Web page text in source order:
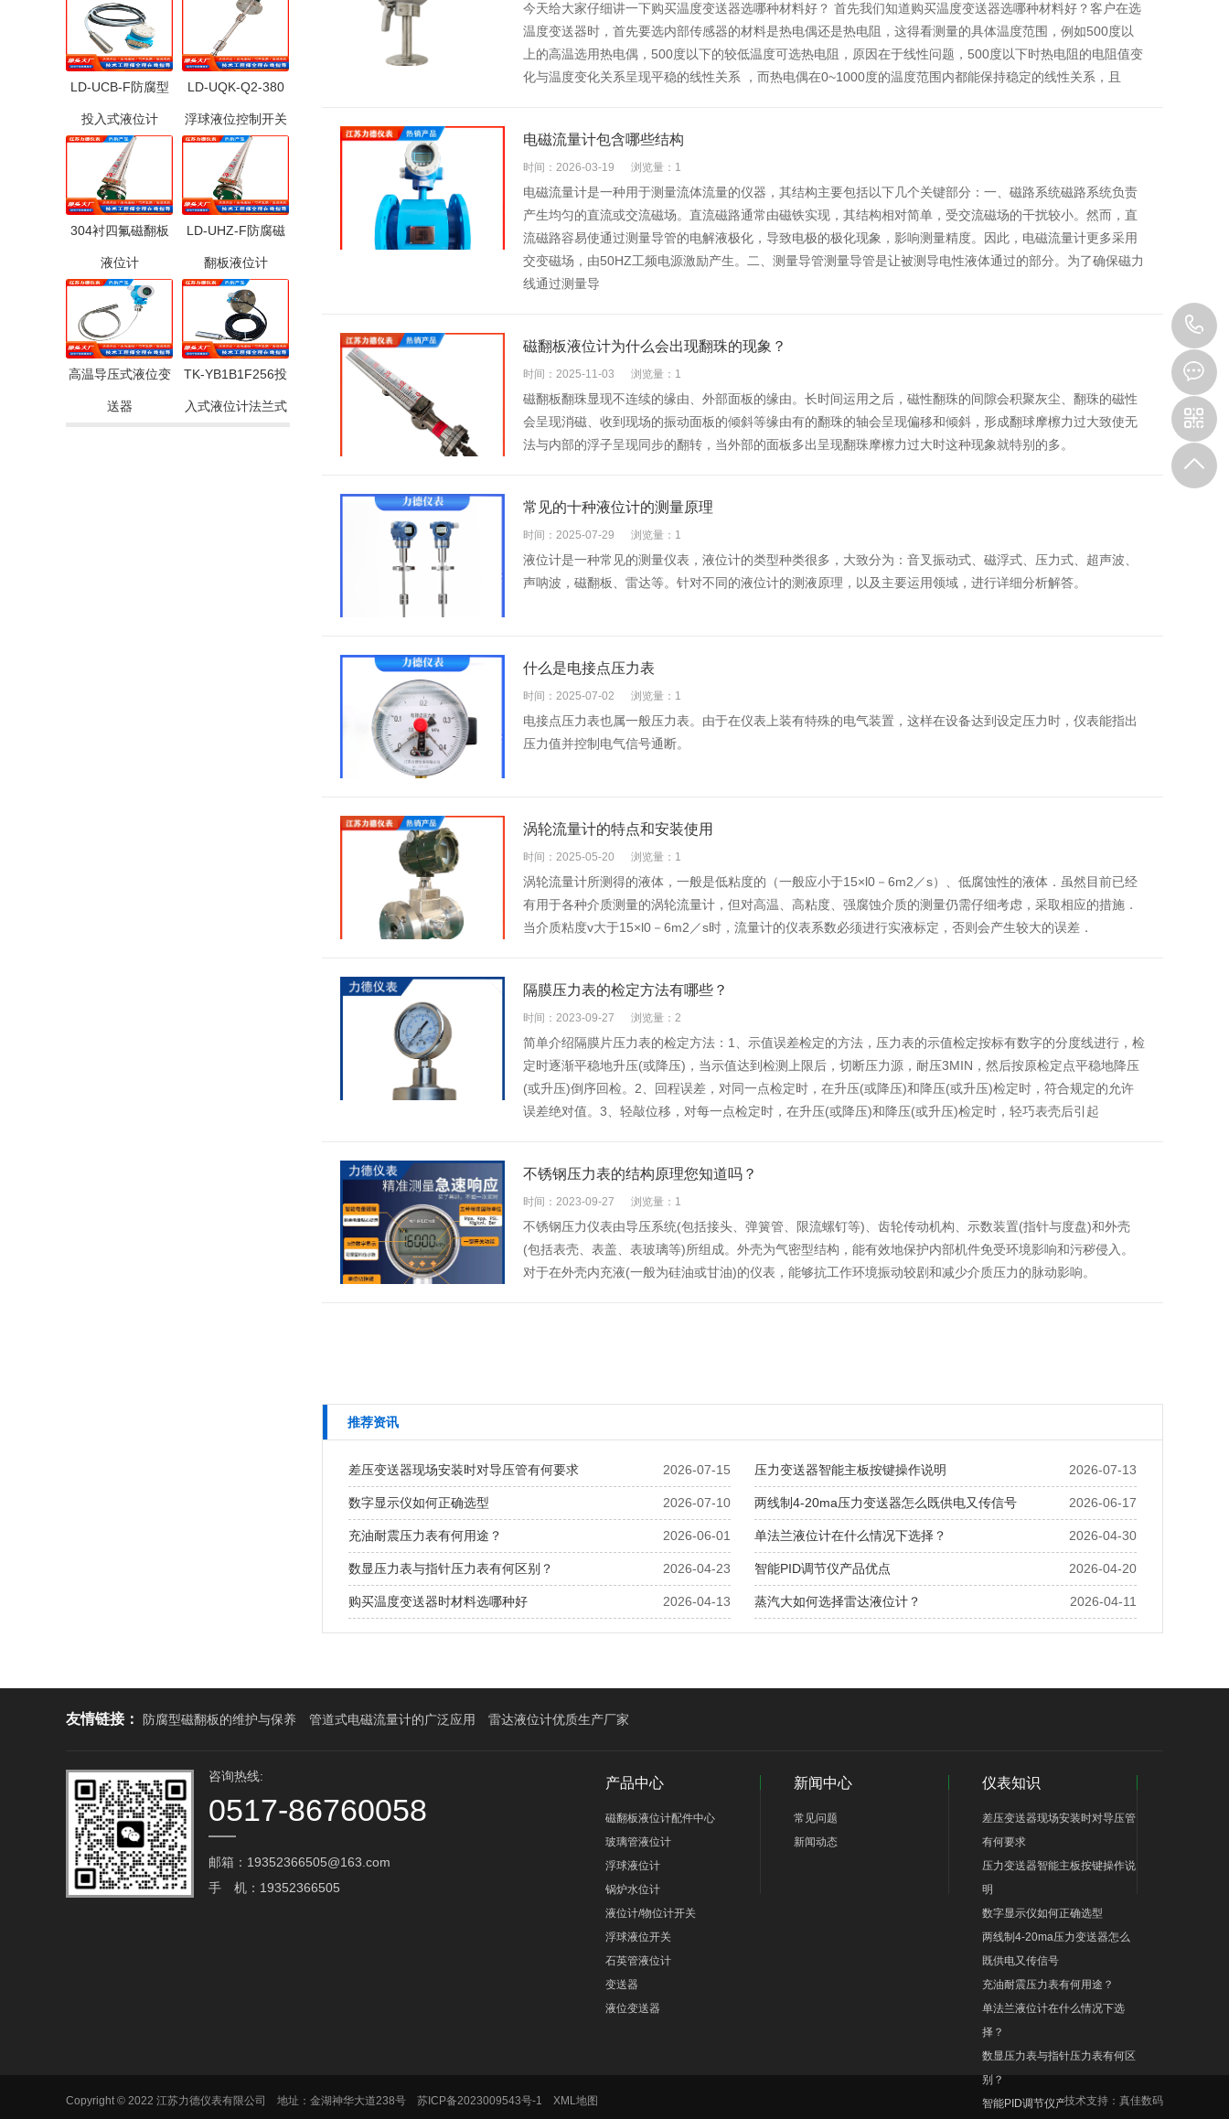
LD-UCB-F防腐型
投入式液位计
LD-UQK-Q2-380
浮球液位控制开关
304衬四氟磁翻板
液位计
LD-UHZ-F防腐磁
翻板液位计
高温导压式液位变
送器
TK-YB1B1F256投
入式液位计法兰式
今天给大家仔细讲一下购买温度变送器选哪种材料好？ 首先我们知道购买温度变送器选哪种材料好？客户在选
温度变送器时，首先要选内部传感器的材料是热电偶还是热电阻，这得看测量的具体温度范围，例如500度以
上的高温选用热电偶，500度以下的较低温度可选热电阻，原因在于线性问题，500度以下时热电阻的电阻值变
化与温度变化关系呈现平稳的线性关系 ，而热电偶在0~1000度的温度范围内都能保持稳定的线性关系，且
电磁流量计包含哪些结构
时间：2026-03-19 浏览量：1
电磁流量计是一种用于测量流体流量的仪器，其结构主要包括以下几个关键部分：一、磁路系统磁路系统负责
产生均匀的直流或交流磁场。直流磁路通常由磁铁实现，其结构相对简单，受交流磁场的干扰较小。然而，直
流磁路容易使通过测量导管的电解液极化，导致电极的极化现象，影响测量精度。因此，电磁流量计更多采用
交变磁场，由50HZ工频电源激励产生。二、测量导管测量导管是让被测导电性液体通过的部分。为了确保磁力
线通过测量导
磁翻板液位计为什么会出现翻珠的现象？
时间：2025-11-03 浏览量：1
磁翻板翻珠显现不连续的缘由、外部面板的缘由。长时间运用之后，磁性翻珠的间隙会积聚灰尘、翻珠的磁性
会呈现消磁、收到现场的振动面板的倾斜等缘由有的翻珠的轴会呈现偏移和倾斜，形成翻球摩檫力过大致使无
法与内部的浮子呈现同步的翻转，当外部的面板多出呈现翻珠摩檫力过大时这种现象就特别的多。
常见的十种液位计的测量原理
时间：2025-07-29 浏览量：1
液位计是一种常见的测量仪表，液位计的类型种类很多，大致分为：音叉振动式、磁浮式、压力式、超声波、
声呐波，磁翻板、雷达等。针对不同的液位计的测液原理，以及主要运用领域，进行详细分析解答。
什么是电接点压力表
时间：2025-07-02 浏览量：1
电接点压力表也属一般压力表。由于在仪表上装有特殊的电气装置，这样在设备达到设定压力时，仪表能指出
压力值并控制电气信号通断。
涡轮流量计的特点和安装使用
时间：2025-05-20 浏览量：1
涡轮流量计所测得的液体，一般是低粘度的（一般应小于15×l0－6m2／s）、低腐蚀性的液体．虽然目前已经
有用于各种介质测量的涡轮流量计，但对高温、高粘度、强腐蚀介质的测量仍需仔细考虑，采取相应的措施．
当介质粘度v大于15×l0－6m2／s时，流量计的仪表系数必须进行实液标定，否则会产生较大的误差．
隔膜压力表的检定方法有哪些？
时间：2023-09-27 浏览量：2
简单介绍隔膜片压力表的检定方法：1、示值误差检定的方法，压力表的示值检定按标有数字的分度线进行，检
定时逐渐平稳地升压(或降压)，当示值达到检测上限后，切断压力源，耐压3MIN，然后按原检定点平稳地降压
(或升压)倒序回检。2、回程误差，对同一点检定时，在升压(或降压)和降压(或升压)检定时，符合规定的允许
误差绝对值。3、轻敲位移，对每一点检定时，在升压(或降压)和降压(或升压)检定时，轻巧表壳后引起
不锈钢压力表的结构原理您知道吗？
时间：2023-09-27 浏览量：1
不锈钢压力仪表由导压系统(包括接头、弹簧管、限流螺钉等)、齿轮传动机构、示数装置(指针与度盘)和外壳
(包括表壳、表盖、表玻璃等)所组成。外壳为气密型结构，能有效地保护内部机件免受环境影响和污秽侵入。
对于在外壳内充液(一般为硅油或甘油)的仪表，能够抗工作环境振动较剧和减少介质压力的脉动影响。
推荐资讯
2026-07-15
差压变送器现场安装时对导压管有何要求 2026-07-13
压力变送器智能主板按键操作说明
2026-07-10
数字显示仪如何正确选型 2026-06-17
两线制4-20ma压力变送器怎么既供电又传信号
2026-06-01
充油耐震压力表有何用途？ 2026-04-30
单法兰液位计在什么情况下选择？
2026-04-23
数显压力表与指针压力表有何区别？ 2026-04-20
智能PID调节仪产品优点
2026-04-13
购买温度变送器时材料选哪种好 2026-04-11
蒸汽大如何选择雷达液位计？
友情链接： 防腐型磁翻板的维护与保养 管道式电磁流量计的广泛应用 雷达液位计优质生产厂家
咨询热线:
0517-86760058
邮箱：19352366505@163.com‬
手 机：19352366505
产品中心
磁翻板液位计配件中心
玻璃管液位计
浮球液位计
锅炉水位计
液位计/物位计开关
浮球液位开关
石英管液位计
变送器
液位变送器
新闻中心
常见问题
新闻动态
仪表知识
差压变送器现场安装时对导压管
有何要求
压力变送器智能主板按键操作说
明
数字显示仪如何正确选型
两线制4-20ma压力变送器怎么
既供电又传信号
充油耐震压力表有何用途？
单法兰液位计在什么情况下选
择？
数显压力表与指针压力表有何区
别？
智能PID调节仪产品优点
Copyright © 2022 江苏力德仪表有限公司 地址：金湖神华大道238号 苏ICP备2023009543号-1 XML地图 技术支持： 真佳数码